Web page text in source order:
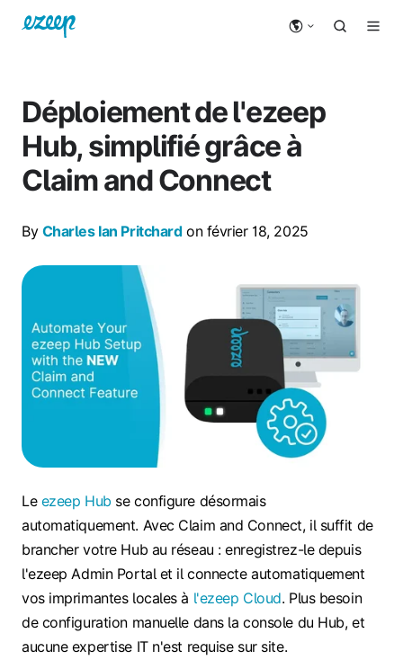
Déploiement de l'ezeep
Hub, simplifié grâce à
Claim and Connect
By Charles Ian Pritchardon février 18, 2025
Le ezeep Hub se configure désormais
automatiquement. Avec Claim and Connect, il suffit de
brancher votre Hub au réseau : enregistrez-le depuis
l'ezeep Admin Portal et il connecte automatiquement
vos imprimantes locales à l'ezeep Cloud. Plus besoin
de configuration manuelle dans la console du Hub, et
aucune expertise IT n'est requise sur site.